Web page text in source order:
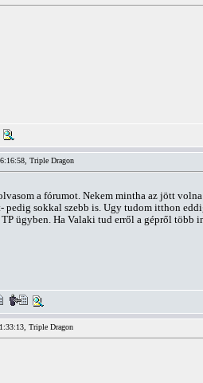
Triple Dragon
a fórumot. Nekem mintha az jött
pedig sokkal szebb is. Ugy tudom itthon
TP ügyben. Ha Valaki tud erről a gépről
Triple Dragon